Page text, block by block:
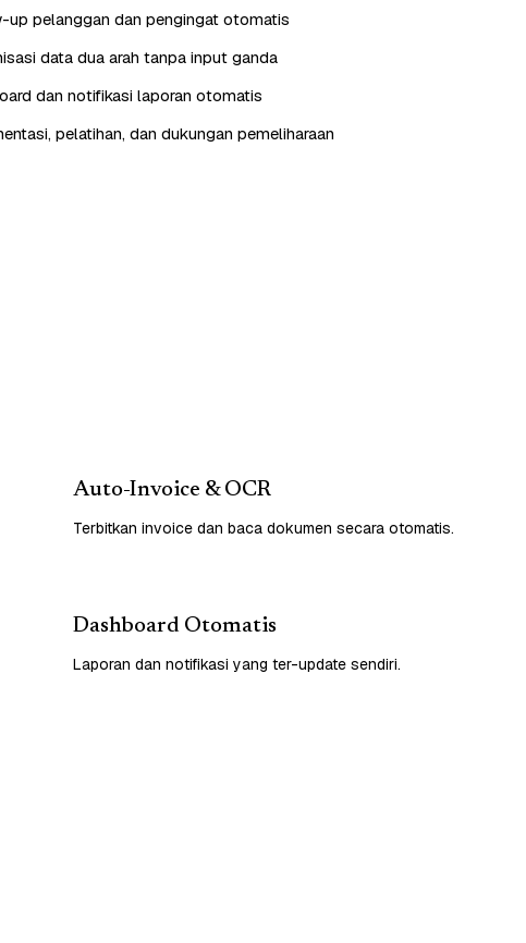
up pelanggan dan pengingat otomatis
data dua arah tanpa input ganda
dan notifikasi laporan otomatis
pelatihan, dan dukungan pemeliharaan
Auto-Invoice & OCR
Terbitkan invoice dan baca dokumen secara otomatis.
Dashboard Otomatis
Laporan dan notifikasi yang ter-update sendiri.